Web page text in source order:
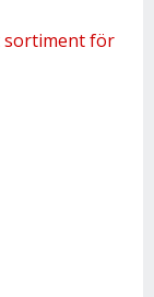
sortiment för